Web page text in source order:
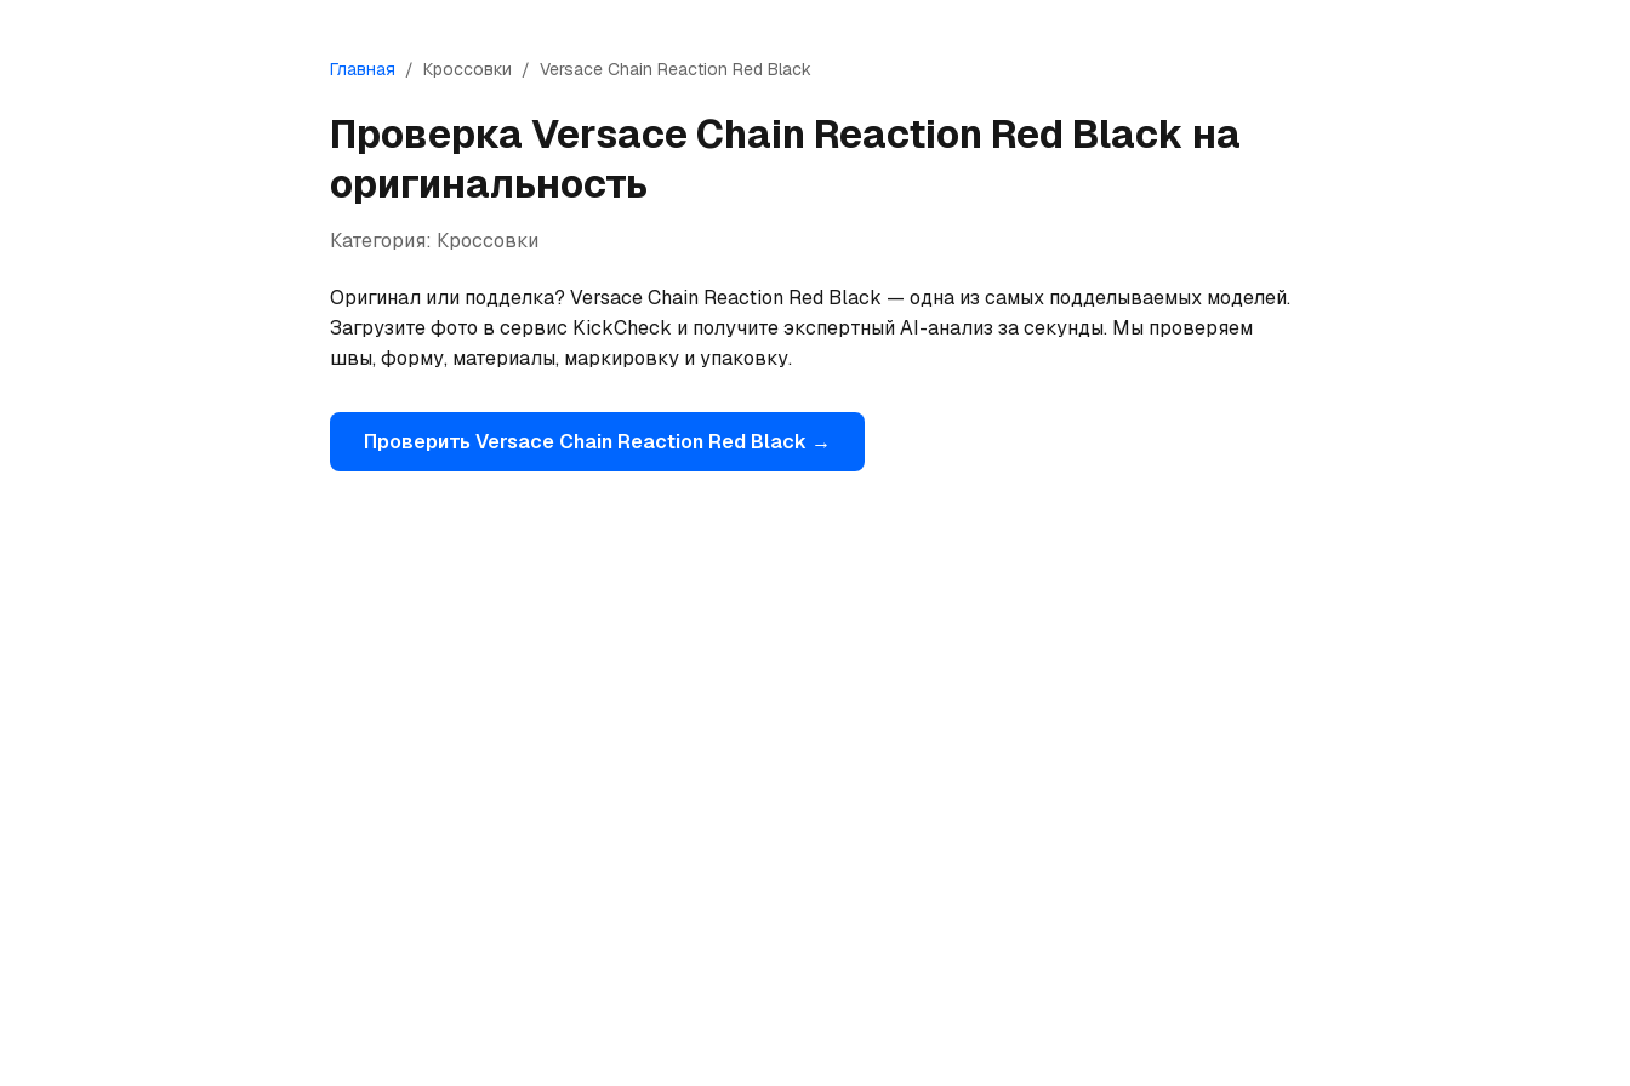
Главная / Кроссовки / Versace Chain Reaction Red Black
ПроверкаVersace Chain Reaction Red Black на
оригинальность
Категория: Кроссовки
Оригинал или подделка? Versace Chain Reaction Red Black — одна из самых подделываемых моделей.
Загрузите фото в сервис KickCheck и получите экспертный AI-анализ за секунды. Мы проверяем
швы, форму, материалы, маркировку и упаковку.
Проверить Versace Chain Reaction Red Black →